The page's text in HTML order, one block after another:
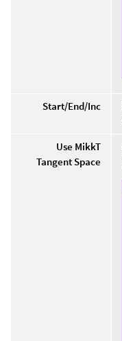
Start/End/Inc
Use MikkT
Tangent Space